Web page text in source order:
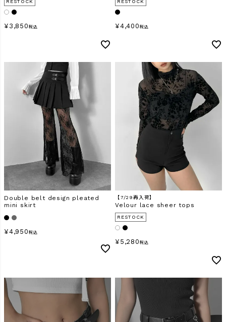
RESTOCK
¥ 3,850 税込
RESTOCK
¥4,400 税込
Double belt design pleated
mini skirt
¥4,950 税込
【7/29再入荷】
Velour lace sheer tops
RESTOCK
¥ 5,280 税込